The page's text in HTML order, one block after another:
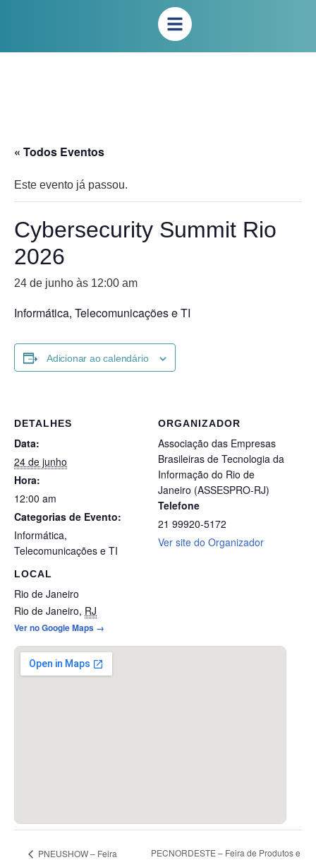
« Todos Eventos
Este evento já passou.
Cybersecurity Summit Rio
2026
24 de junho às 12:00 am
Informática, Telecomunicações e TI
Adicionar ao calendário
DETALHES
Data:
24 de junho
Hora:
12:00 am
Categorias de Evento:
Informática,
Telecomunicações e TI
LOCAL
Rio de Janeiro
Rio de Janeiro, RJ
Ver no Google Maps →
ORGANIZADOR
Associação das Empresas
Brasileiras de Tecnologia da
Informação do Rio de
Janeiro (ASSESPRO-RJ)
Telefone
21 99920-5172
Ver site do Organizador
PNEUSHOW – Feira
PECNORDESTE – Feira de Produtos e